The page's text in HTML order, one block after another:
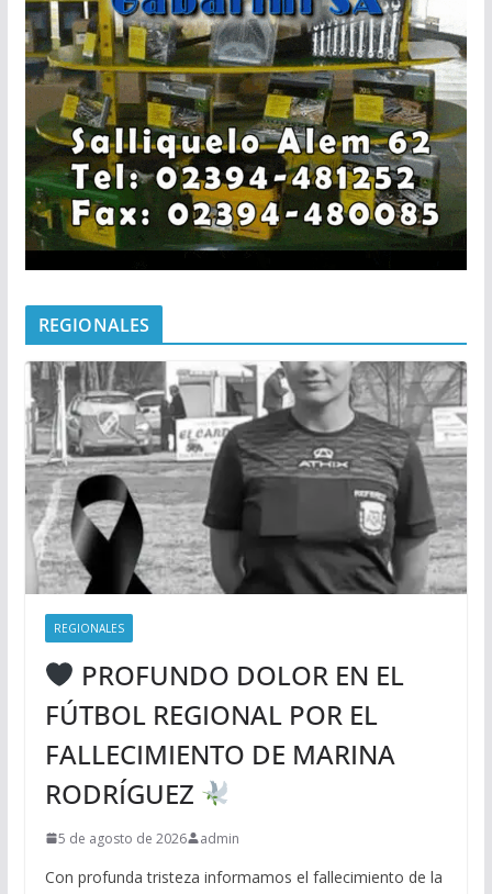
REGIONALES
REGIONALES
PROFUNDO DOLOR EN EL
FÚTBOL REGIONAL POR EL
FALLECIMIENTO DE MARINA
RODRÍGUEZ
5 de agosto de 2026 admin
Con profunda tristeza informamos el fallecimiento de la